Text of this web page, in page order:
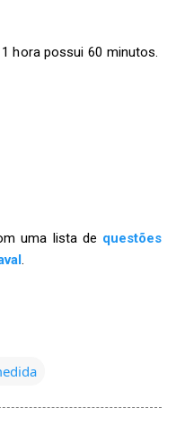
hora possui 60 minutos.
uma lista de questões
.